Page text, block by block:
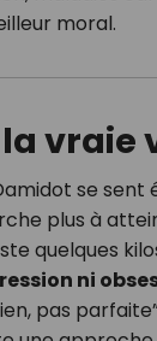
moral.
vraie
se sent
plus à
quelques
ni
pas